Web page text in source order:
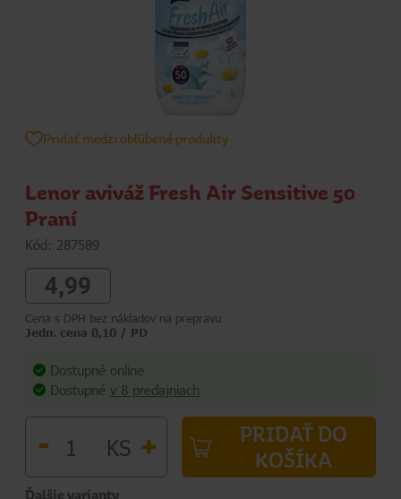
Pridať medzi obľúbené produkty
Lenor aviváž Fresh Air Sensitive 50
Praní
Kód: 287589
4,99
Cena s DPH bez nákladov na prepravu
Jedn. cena 0,10 / PD
Dostupné online
Dostupné v 8 predajniach
- KS +
PRIDAŤ DO
KOŠÍKA
Ďalšie varianty